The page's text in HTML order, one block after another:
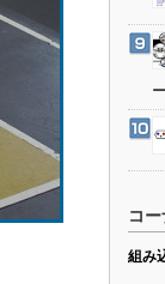
コ
組み